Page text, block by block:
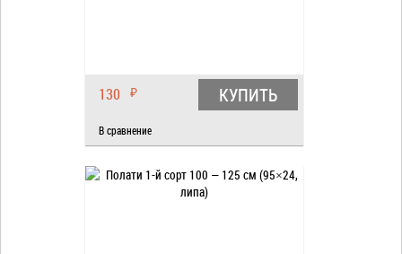
130 ₽ КУПИТЬ
В сравнение